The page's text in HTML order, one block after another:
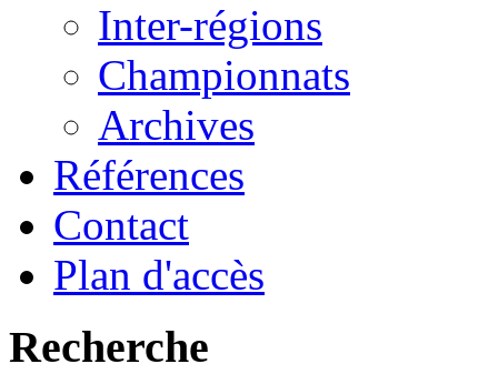
Inter-régions
Championnats
Archives
Références
Contact
Plan d'accès
Recherche